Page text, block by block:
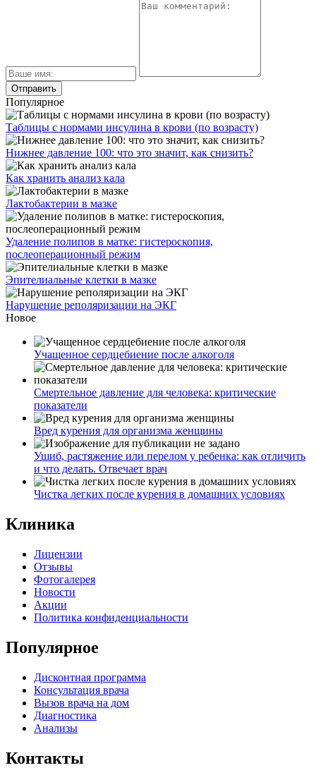
Популярное
Таблицы с нормами инсулина в крови (по возрасту)
Нижнее давление 100: что это значит, как снизить?
Как хранить анализ кала
Лактобактерии в мазке
Удаление полипов в матке: гистероскопия,
послеоперационный режим
Эпителиальные клетки в мазке
Нарушение реполяризации на ЭКГ
Новое
Учащенное сердцебиение после алкоголя
Смертельное давление для человека: критические
показатели
Вред курения для организма женщины
Ушиб, растяжение или перелом у ребенка: как отличить
и что делать. Отвечает врач
Чистка легких после курения в домашних условиях
Клиника
Лицензии
Отзывы
Фотогалерея
Новости
Акции
Политика конфиденциальности
Популярное
Дисконтная программа
Консультация врача
Вызов врача на дом
Диагностика
Анализы
Контакты